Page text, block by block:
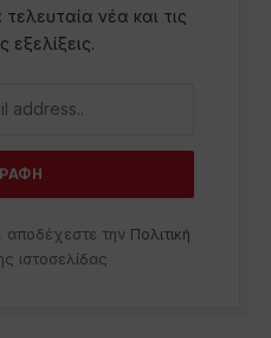
νέα και τις
εξελίξεις.
την Πολιτική
ιστοσελίδας